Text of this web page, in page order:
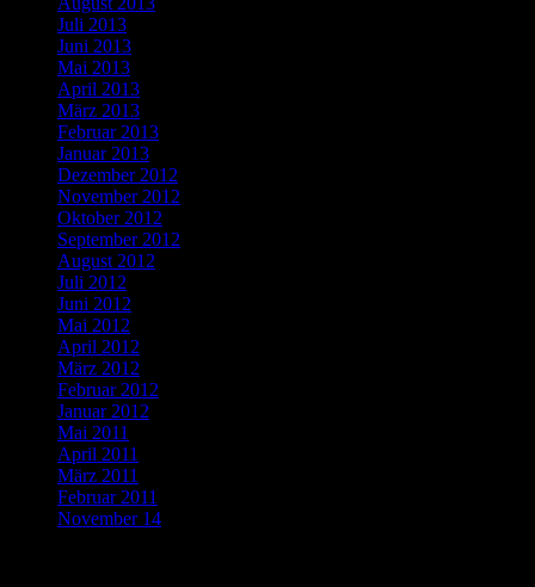
Juli 2013
Juni 2013
Mai 2013
April 2013
März 2013
Februar 2013
Januar 2013
Dezember 2012
November 2012
Oktober 2012
September 2012
August 2012
Juli 2012
Juni 2012
Mai 2012
April 2012
März 2012
Februar 2012
Januar 2012
Mai 2011
April 2011
März 2011
Februar 2011
November 14